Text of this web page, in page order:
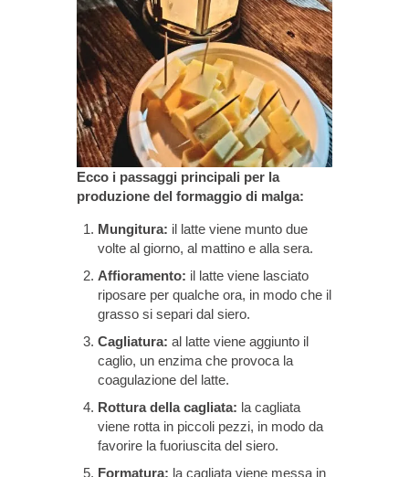
Ecco i passaggi principali per la
produzione del formaggio di malga:
Mungitura: il latte viene munto due
volte al giorno, al mattino e alla sera.
Affioramento: il latte viene lasciato
riposare per qualche ora, in modo che il
grasso si separi dal siero.
Cagliatura: al latte viene aggiunto il
caglio, un enzima che provoca la
coagulazione del latte.
Rottura della cagliata: la cagliata
viene rotta in piccoli pezzi, in modo da
favorire la fuoriuscita del siero.
Formatura: la cagliata viene messa in